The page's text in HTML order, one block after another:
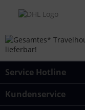
Service Hotline
Kundenservice